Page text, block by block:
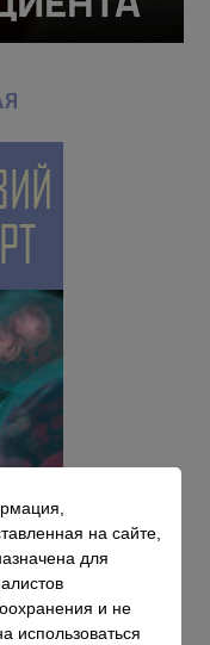
на сайте,
для
и не
использоваться